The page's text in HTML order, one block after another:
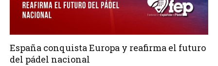
España conquista Europa y reafirma el futuro
del pádel nacional